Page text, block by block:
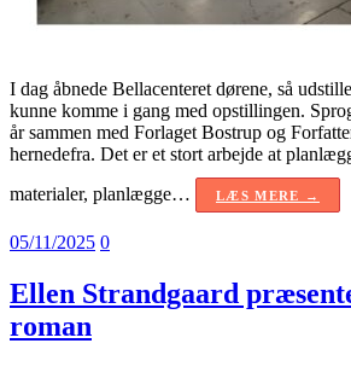
I dag åbnede Bellacenteret dørene, så
kunne komme i gang med opstillingen.
år sammen med Forlaget Bostrup og
hernedefra. Det er et stort arbejde at
materialer, planlægge…
LÆS MERE →
05/11/2025 0
Ellen Strandgaard
roman